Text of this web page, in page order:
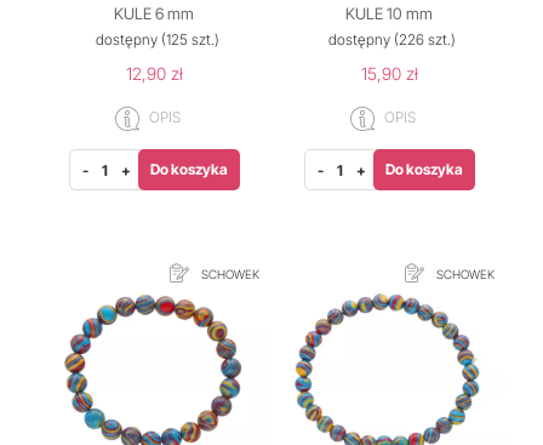
KULE 6 mm
dostępny(125 szt.)
12,90 zł
OPIS
- + Do koszyka
KULE 10 mm
dostępny (226 szt.)
15,90 zł
OPIS
- + Do koszyka
SCHOWEK SCHOWEK